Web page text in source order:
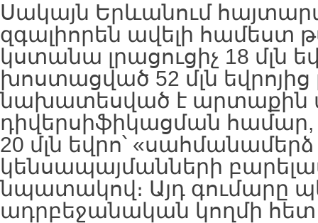
Սակայն Երևանում
զգալիորեն ավելի համեստ
կստանա լրացուցիչ 18 մլն
խոստացված 52 մլն
նախատեսված է արտաքին
դիվերսիֆիկացման
20 մլն եվրո՝
կենսապայմանների
նպատակով։ Այդ գումարը
ադրբեջանական կողմի